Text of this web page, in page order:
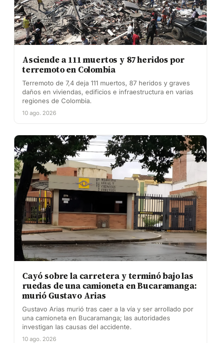
Asciende a 111 muertos y 87 heridos por
terremoto en Colombia
Terremoto de 7,4 deja 111 muertos, 87 heridos y graves
daños en viviendas, edificios e infraestructura en varias
regiones de Colombia.
10 ago. 2026
Cayó sobre la carretera y terminó bajo las
ruedas de una camioneta en Bucaramanga:
murió Gustavo Arias
Gustavo Arias murió tras caer a la vía y ser arrollado por
una camioneta en Bucaramanga; las autoridades
investigan las causas del accidente.
10 ago. 2026